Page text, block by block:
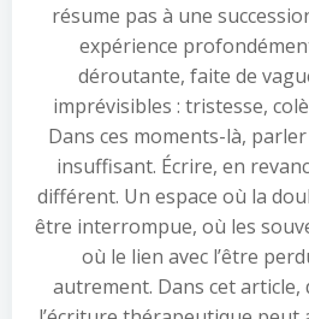
résume pas à une
expérience
déroutante, faite de
imprévisibles : tristesse,
Dans ces moments-là,
insuffisant. Écrire, en
différent. Un espace où la
être interrompue, où les
où le lien avec l’être
autrement. Dans cet article,